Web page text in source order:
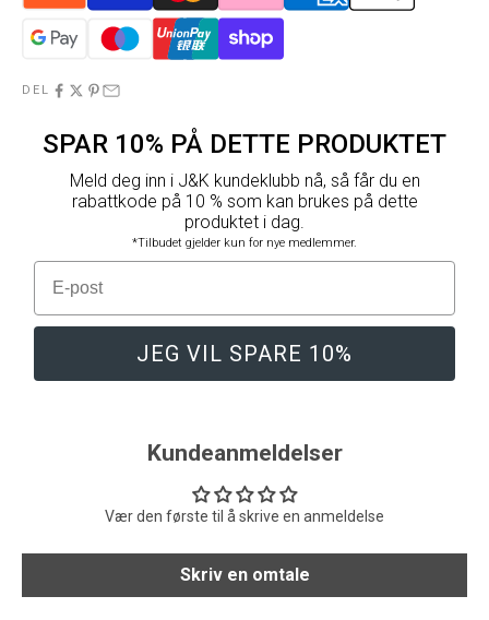
DEL
SPAR 10% PÅ DETTE PRODUKTET
Meld deg inn i J&K kundeklubb nå, så får du en
rabattkode på 10 % som kan brukes på dette
produktet i dag.
*Tilbudet gjelder kun for nye medlemmer.
E-post
JEG VIL SPARE 10%
Kundeanmeldelser
Vær den første til å skrive en anmeldelse
Skriv en omtale